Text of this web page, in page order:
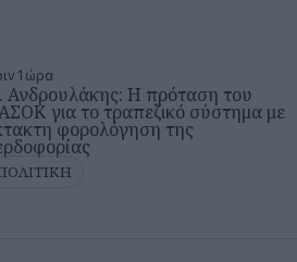
1 ώρα
Ανδρουλάκης: Η πρόταση του
για το τραπεζικό σύστημα με
φορολόγηση της